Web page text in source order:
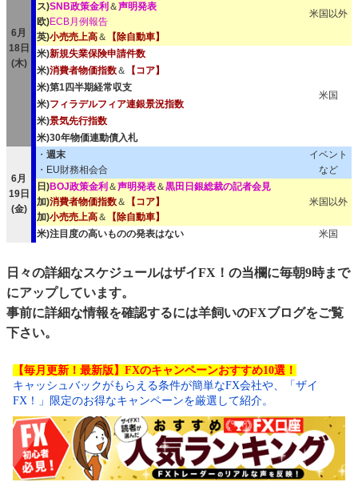
6月
18日
(木)
ス)SNB政策金利 ＆声明発表
欧)ECB月例報告
英)小売売上高＆ 【除自動車】
米国以外
米)新規失業保険申請件数
米国
米)消費者物価指数＆
【コア】
米)第1四半期経常収支
米)フィラデルフィア連銀景況指数
米)景気先行指数
米)30年物価連動債入札
6月
19日
(金)
・ 週末
・EU財務相会合
イベント
など
日)BOJ政策金利 ＆声明発表＆黒田日銀総裁の記者会見
加)消費者物価指数＆
【コア】
加)小売売上高＆ 【除自動車】
米国以外
米)注目度の高いものの発表はない 米国
日々の詳細なスケジュールはザイFX！の当欄に毎朝9時まで
にアップしています。
事前に詳細な情報を確認するには羊飼いのFXブログをご覧
下さい。
【毎月更新！最新版】FXのキャンペーンおすすめ10選！
キャッシュバックがもらえる条件が簡単なFX会社や、「ザイ
FX！」限定のお得なキャンペーンを厳選して紹介。